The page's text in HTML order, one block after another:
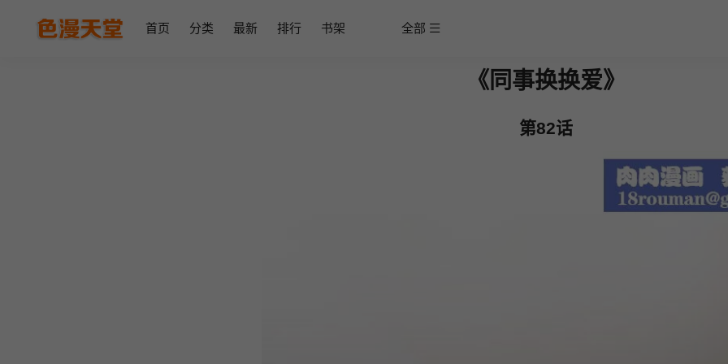
首页 分类 最新 排行 书架 全部
《同事换换爱》
第82话